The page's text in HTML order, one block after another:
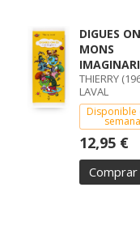
DIGUES
MONS
THIERRY
LAVAL
Disponible
semana
12,95 €
Comprar